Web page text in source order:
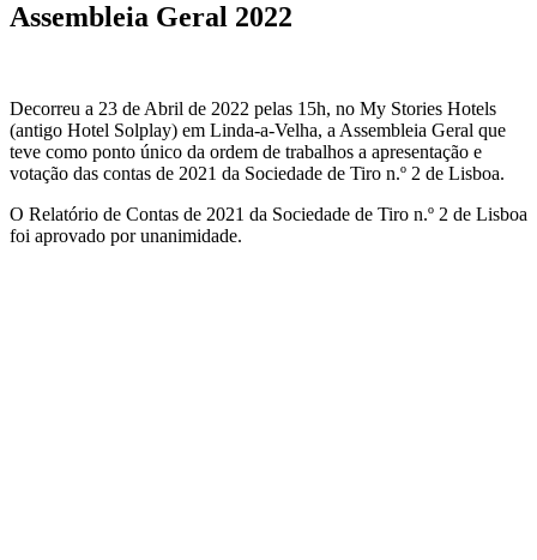
Assembleia Geral 2022
Decorreu a 23 de Abril de 2022 pelas 15h, no My Stories Hotels
(antigo Hotel Solplay) em Linda-a-Velha, a Assembleia Geral que
teve como ponto único da ordem de trabalhos a apresentação e
votação das contas de 2021 da Sociedade de Tiro n.º 2 de Lisboa.
O Relatório de Contas de 2021 da Sociedade de Tiro n.º 2 de Lisboa
foi aprovado por unanimidade.